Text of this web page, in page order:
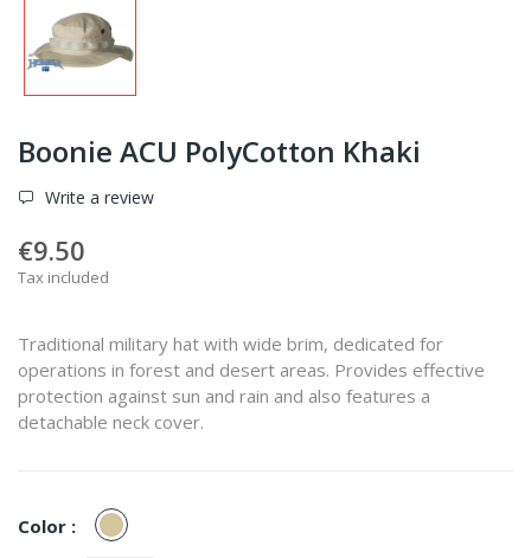
Boonie ACU PolyCotton Khaki
Write a review
€9.50
Tax included
Traditional military hat with wide brim, dedicated for
operations in forest and desert areas. Provides effective
protection against sun and rain and also features a
detachable neck cover.
Color : Khaki